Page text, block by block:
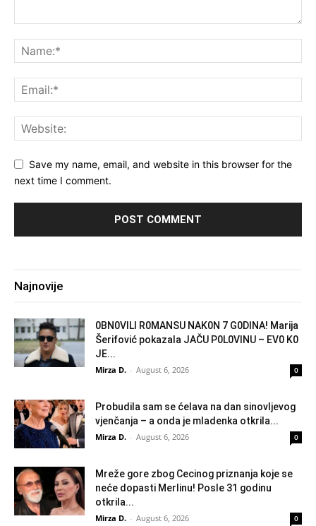
Save my name, email, and website in this browser for the
next time I comment.
Najnovije
0BN0VlLl R0MANSU NAK0N 7 G0DlNA! Marija
Šerifović pokazala JAČU P0L0VINU – EV0 K0
JE...
Mirza D. - August 6, 2026 0
Probudila sam se ćelava na dan sinovljevog
vjenčanja – a onda je mladenka otkrila...
Mirza D. - August 6, 2026 0
Mreže gore zbog Cecinog priznanja koje se
neće dopasti Merlinu! Posle 31 godinu
otkrila...
Mirza D. - August 6, 2026 0